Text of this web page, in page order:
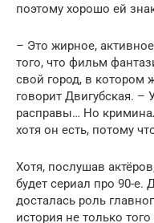
поэтому хорошо ей
– Это жирное,
того, что фильм
свой город, в котором
говорит Двигубская. –
расправы… Но
хотя он есть, потому
Хотя, послушав
будет сериал про 90-е.
досталась роль
история не только